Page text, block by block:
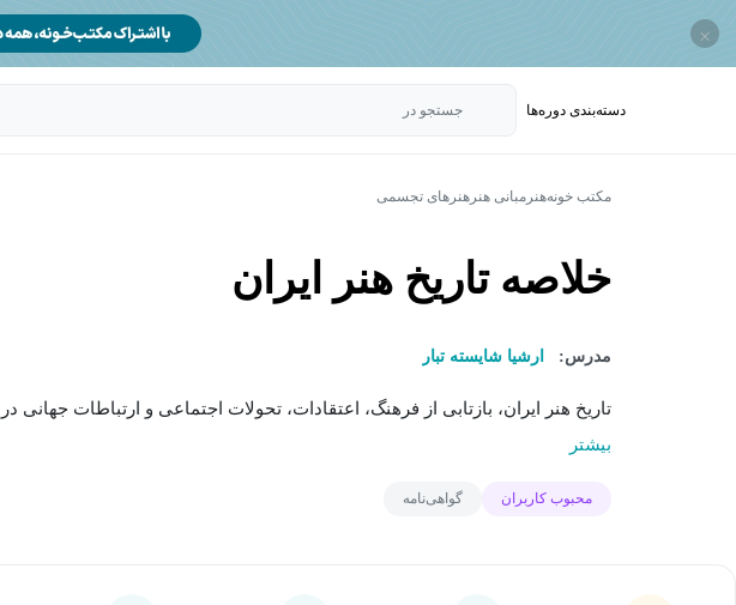
×
دسته‌بندی‌ دوره‌ها جستجو در
مکتب خونههنر مبانی هنر هنرهای تجسمی
خلاصه تاریخ هنر ایران
مدرس: ارشیا شایسته تبار
تاریخ هنر ایران، بازتابی از فرهنگ، اعتقادات، تحولات اجتماعی و ارتباطات
بیشتر
محبوب کاربران گواهی‌نامه